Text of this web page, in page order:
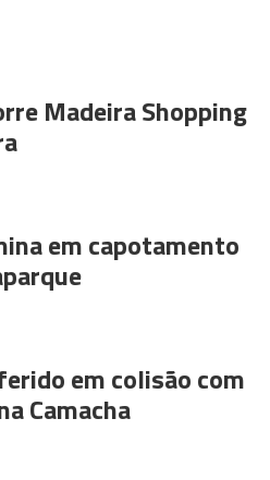
Madeira Shopping
em capotamento
em colisão com
Camacha